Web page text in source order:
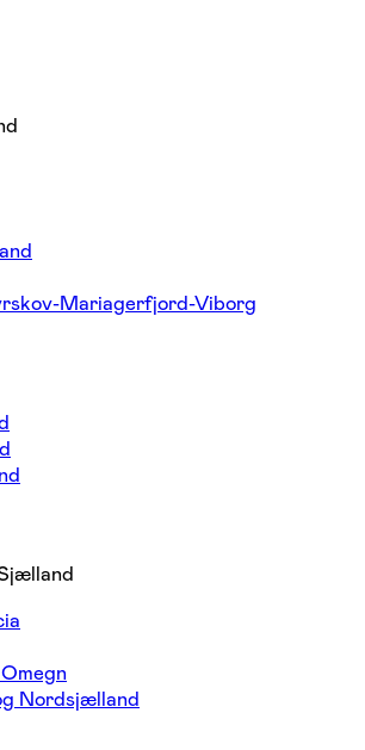
Mariagerfjord-Viborg
Nordsjælland